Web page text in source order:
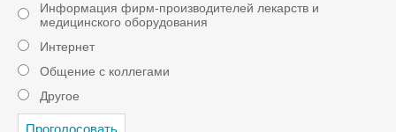
Информация фирм-производителей лекарств и
медицинского оборудования
Интернет
Общение с коллегами
Другое